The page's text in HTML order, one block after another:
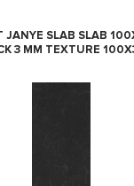
SLAB SLAB
3 MM TEXTURE